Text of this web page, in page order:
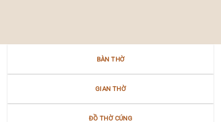
Nam
Bộ
Nữ
Bắc
Nam
BÀN THỜ
GIAN THỜ
ĐỒ THỜ CÚNG